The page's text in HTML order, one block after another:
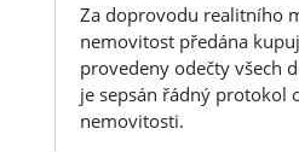
Za doprovodu realitního
nemovitost předána
provedeny odečty všech
je sepsán řádný protokol
nemovitosti.